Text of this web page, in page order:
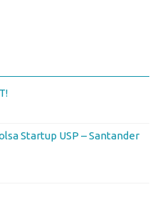
Startup USP – Santander